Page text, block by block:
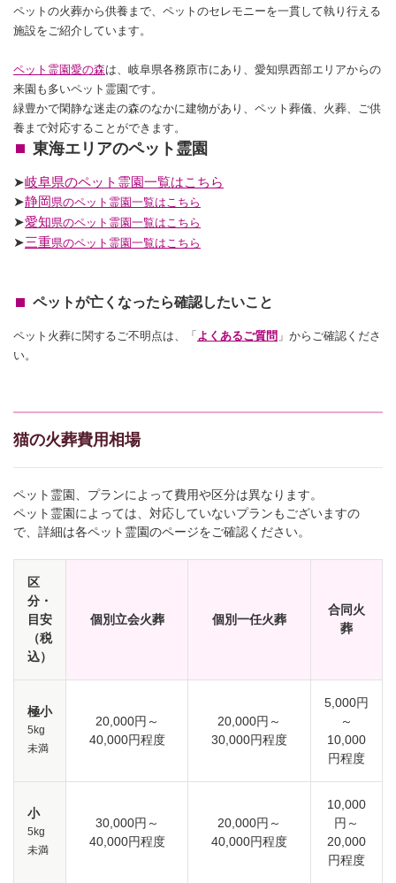
ペットの火葬から供養まで、ペットのセレモニーを一貫して執り行える
施設をご紹介しています。
ペット霊園愛の森は、岐阜県各務原市にあり、愛知県西部エリアからの
来園も多いペット霊園です。
緑豊かで閑静な迷走の森のなかに建物があり、ペット葬儀、火葬、ご供
養まで対応することができます。
東海エリアのペット霊園
➤岐阜県のペット霊園一覧はこちら
➤静岡県のペット霊園一覧はこちら
➤愛知県のペット霊園一覧はこちら
➤三重県のペット霊園一覧はこちら
ペットが亡くなったら確認したいこと
ペット火葬に関するご不明点は、「 よくあるご質問 」からご確認くださ
い。
猫の火葬費用相場
ペット霊園、プランによって費用や区分は異なります。
ペット霊園によっては、対応していないプランもございますの
で、詳細は各ペット霊園のページをご確認ください。
区
分・
目安
（税
込）
個別立会火葬 個別一任火葬
合同火
葬
極小
5kg
未満
20,000円～
40,000円程度
20,000円～
30,000円程度
5,000円
～
10,000
円程度
小
5kg
未満
30,000円～
40,000円程度
20,000円～
40,000円程度
10,000
円～
20,000
円程度